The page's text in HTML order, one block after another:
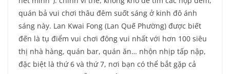
quán bả vui chơi thâu đêm suốt sáng ở kinh đô ánh
sáng này. Lan Kwai Fong (Lan Quế Phường) được biết
đến là tụ điểm vui chơi đông vui nhất với hơn 100 siêu
thị nhà hàng, quán bar, quán ăn… nhộn nhịp tấp nập,
đặc biệt là thứ 6 và thứ 7, nơi bạn có thể bắt gặp cả